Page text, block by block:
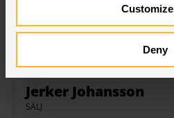
Customize
Deny
Jerker Johansson
SÄLJ